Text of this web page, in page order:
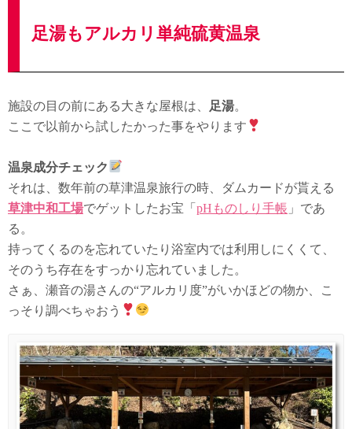
足湯もアルカリ単純硫黄温泉
施設の目の前にある大きな屋根は、 足湯。
ここで以前から試したかった事をやります
温泉成分チェック
それは、数年前の草津温泉旅行の時、ダムカードが貰える
草津中和工場でゲットしたお宝「 pHものしり手帳 」であ
る。
持ってくるのを忘れていたり浴室内では利用しにくくて、
そのうち存在をすっかり忘れていました。
さぁ、瀬音の湯さんの“アルカリ度”がいかほどの物か、こ
っそり調べちゃおう